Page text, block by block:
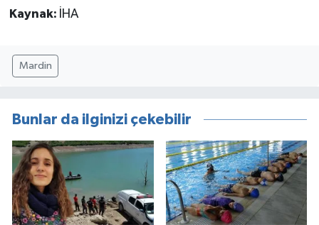
Kaynak: İHA
Mardin
Bunlar da ilginizi çekebilir